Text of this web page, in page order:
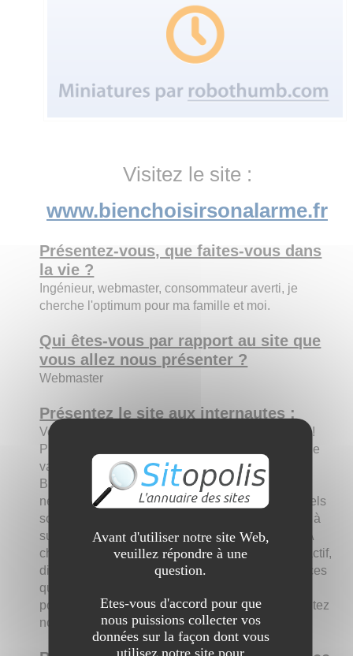
Visitez le site :
www.bienchoisirsonalarme.fr
Présentez-vous, que faites-vous dans
la vie ?
Ingénieur, webmaster, consommateur averti, je
cherche l'optimum pour ma famille et moi.
Qui êtes-vous par rapport au site que
vous allez nous présenter ?
Webmaster
Présentez le site aux internautes :
Vous recherchez une alarme ? Vous avez raison !
Protéger son habitation, sa famille et ses objets de
valeur n'a jamais été aussi simple.
Bienchoisirsonalarme vous donnera les conseils
nécessaires pour bien identifier votre besoin : quels
sont les endroits à protéger, quels sont les zones à
surveiller, où placer les détecteurs et lesquels ? A
chaque situation son alarme. Fiable, efficace, réactif,
dissuasif. Un système d'alarme doit avoir toutes ces
qualités. C'est pourquoi nous avons sélectionné
pour vous les meilleures alarmes sans fil. Consultez
nos comparatifs !
Avant d'utiliser notre site Web,
veuillez répondre à une
question.
Etes-vous d'accord pour que
nous puissions collecter vos
données sur la façon dont vous
utilisez notre site pour